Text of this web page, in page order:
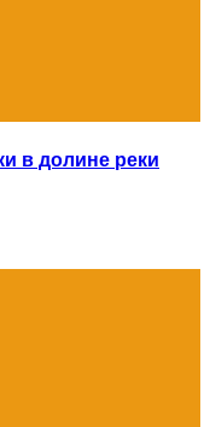
в долине реки